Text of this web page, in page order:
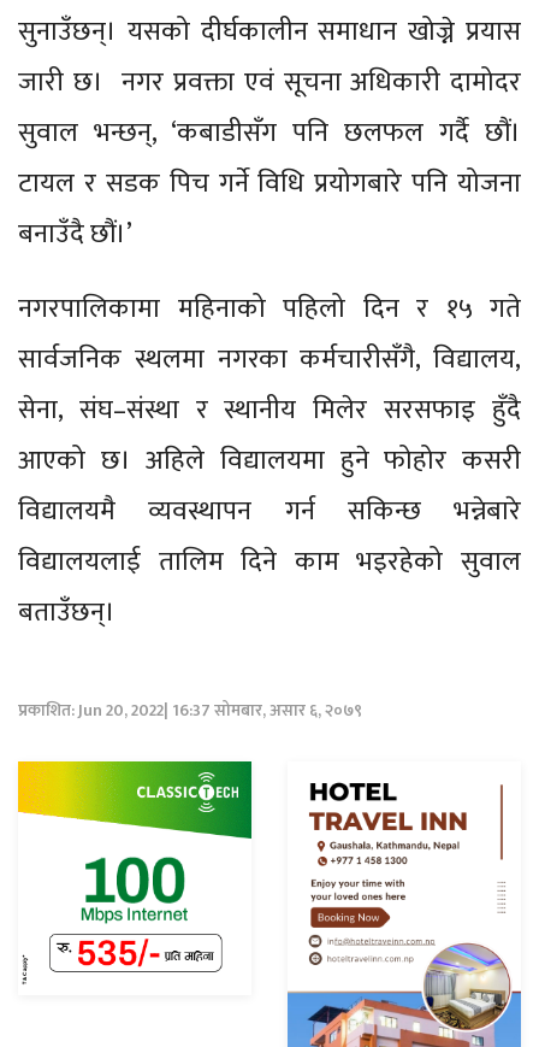
सुनाउँछन्। यसको दीर्घकालीन समाधान खोज्ने प्रयास
जारी छ। नगर प्रवक्ता एवं सूचना अधिकारी दामोदर
सुवाल भन्छन्, ‘कबाडीसँग पनि छलफल गर्दै छौं।
टायल र सडक पिच गर्ने विधि प्रयोगबारे पनि योजना
बनाउँदै छौं।’
नगरपालिकामा महिनाको पहिलो दिन र १५ गते
सार्वजनिक स्थलमा नगरका कर्मचारीसँगै, विद्यालय,
सेना, संघ–संस्था र स्थानीय मिलेर सरसफाइ हुँदै
आएको छ।अहिले विद्यालयमा हुने फोहोर कसरी
विद्यालयमै व्यवस्थापन गर्न सकिन्छ भन्नेबारे
विद्यालयलाई तालिम दिने काम भइरहेको सुवाल
बताउँछन्।
प्रकाशित: Jun 20, 2022| 16:37 सोमबार, असार ६, २०७९